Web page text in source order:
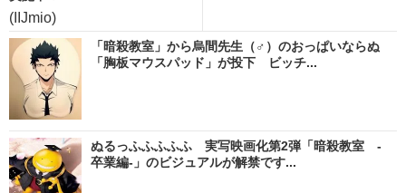
(IIJmio)
「暗殺教室」から烏間先生（♂）のおっぱいならぬ
「胸板マウスパッド」が投下 ビッチ...
ぬるっふふふふふ 実写映画化第2弾「暗殺教室 -
卒業編-」のビジュアルが解禁です...